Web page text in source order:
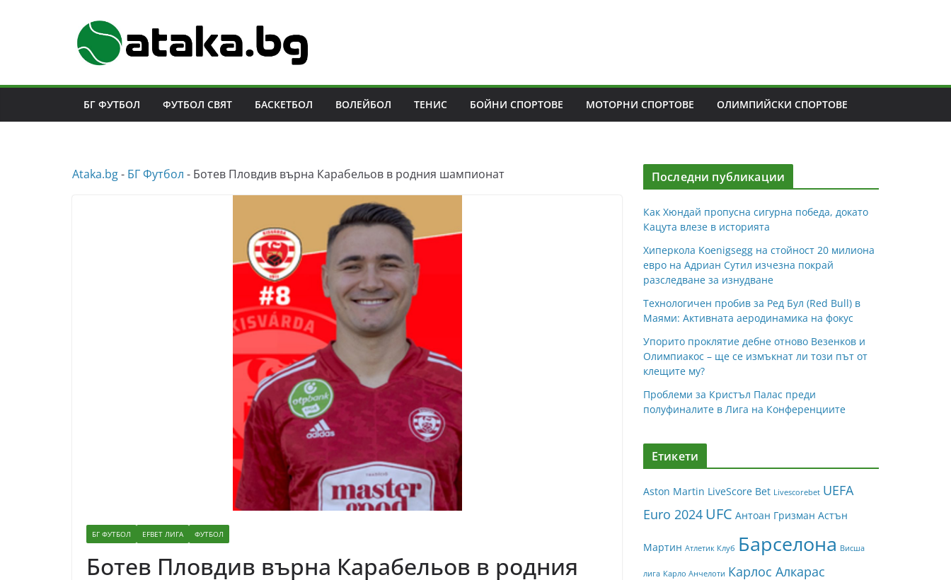
БГ ФУТБОЛ ФУТБОЛ СВЯТ БАСКЕТБОЛ ВОЛЕЙБОЛ ТЕНИС БОЙНИ СПОРТОВЕ МОТОРНИ СПОРТОВЕ ОЛИМПИЙСКИ СПОРТОВЕ
Аtaka.bg- БГ Футбол - Ботев Пловдив върна Карабельов в родния шампионат
БГ ФУТБОЛ EFBET ЛИГА ФУТБОЛ
Ботев Пловдив върна Карабельов в родния
Последни публикации
Как Хюндай пропусна сигурна победа, докато
Кацута влезе в историята
Хиперкола Koenigsegg на стойност 20 милиона
евро на Адриан Сутил изчезна покрай
разследване за изнудване
Технологичен пробив за Ред Бул (Red Bull) в
Маями: Активната аеродинамика на фокус
Упорито проклятие дебне отново Везенков и
Олимпиакос – ще се измъкнат ли този път от
клещите му?
Проблеми за Кристъл Палас преди
полуфиналите в Лига на Конференциите
Етикети
Aston Martin LiveScore Bet Livescorebet UEFA
Euro 2024 UFC Антоан Гризман Астън
Мартин Атлетик Клуб Барселона Висша
лига Карло Анчелоти Карлос Алкарас